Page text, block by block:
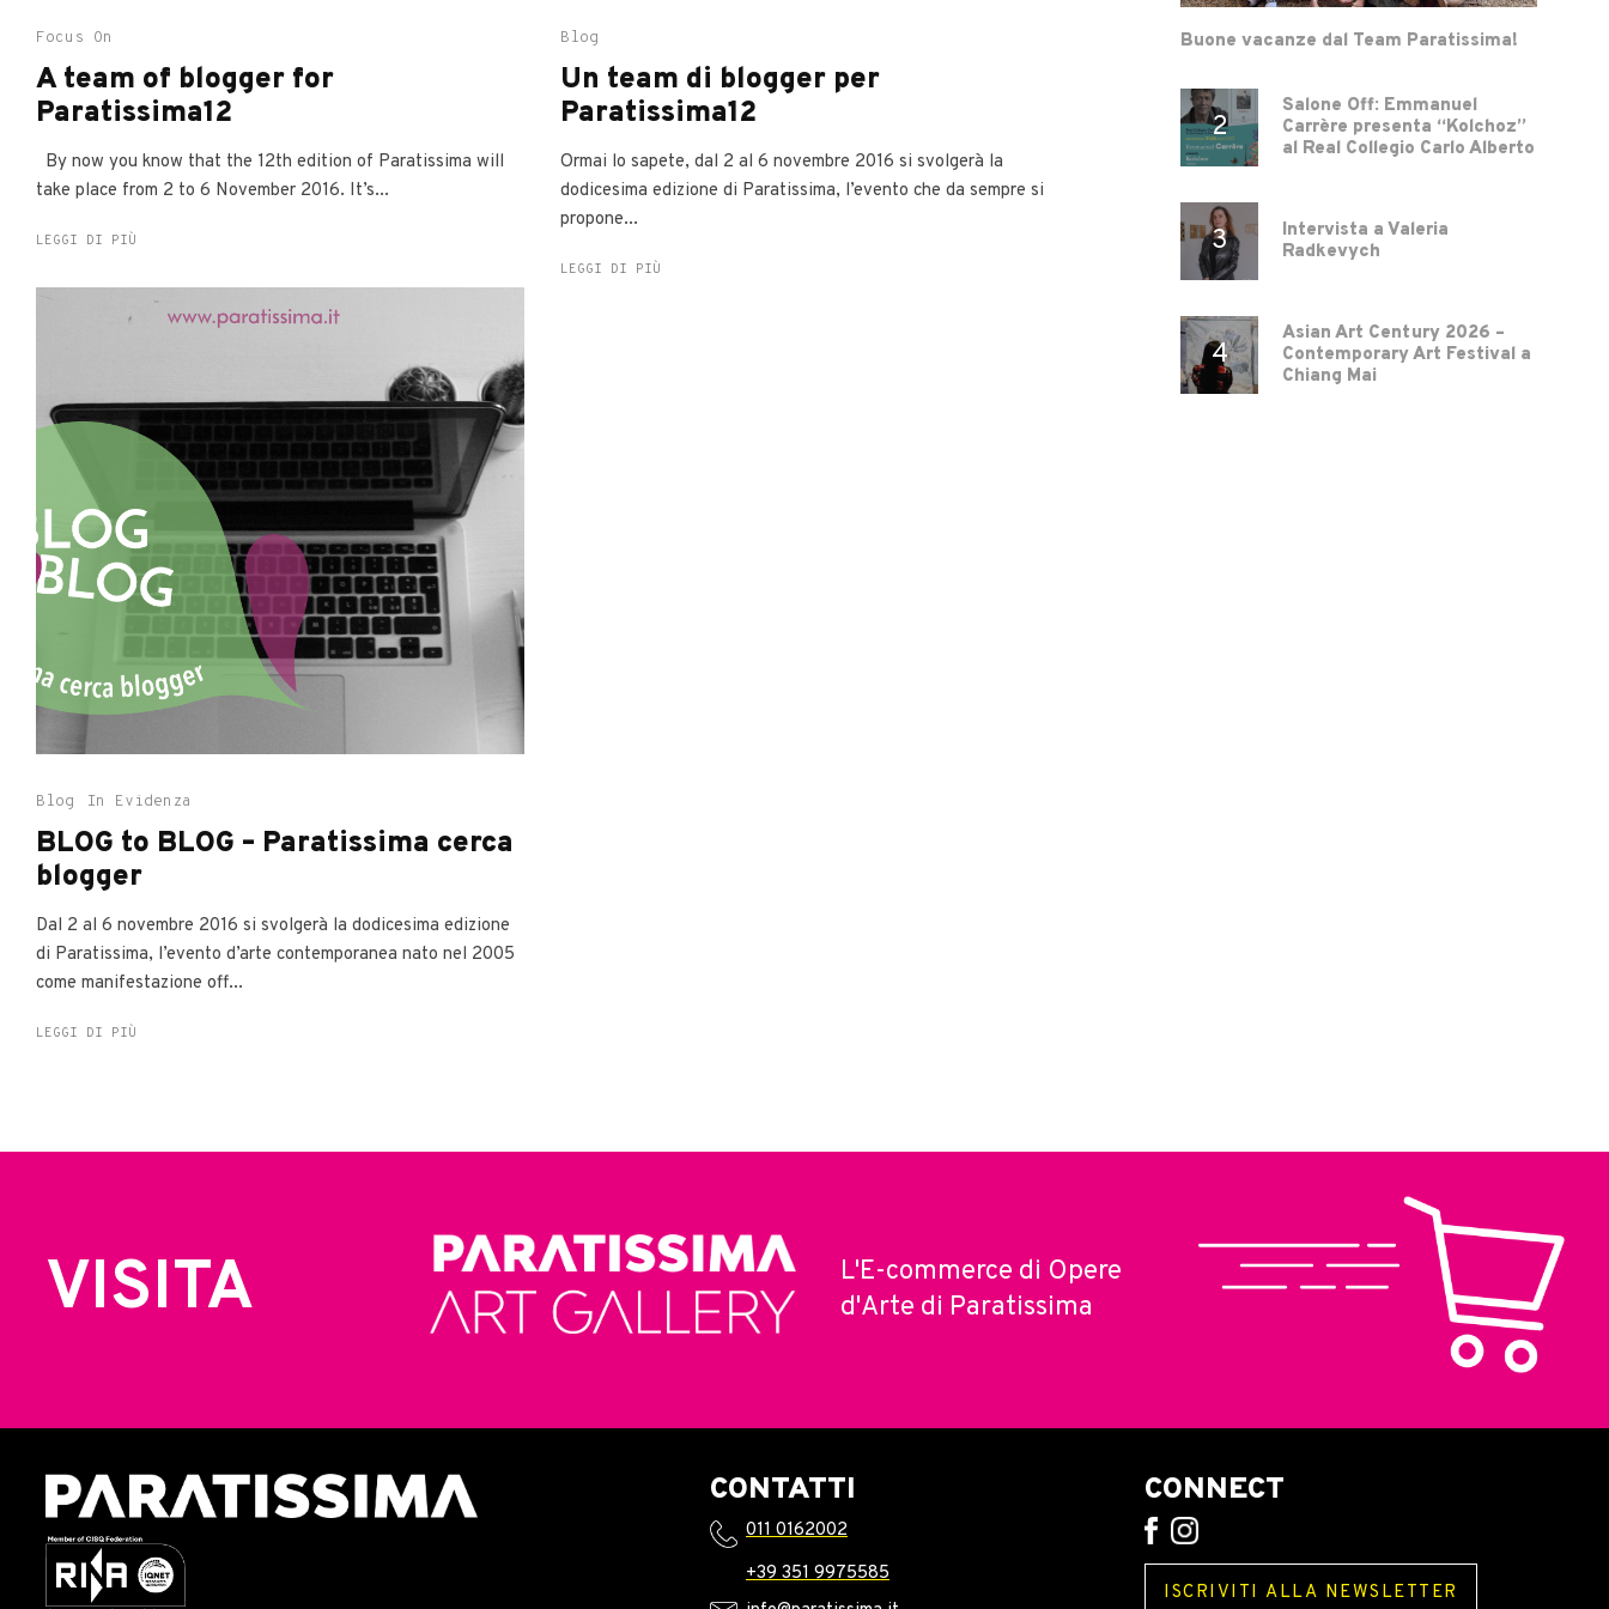
Focus On
A team of blogger for
Paratissima12
By now you know that the 12th edition of Paratissima will
take place from 2 to 6 November 2016. It’s...
LEGGI DI PIÙ
Blog In Evidenza
BLOG to BLOG – Paratissima cerca
blogger
Dal 2 al 6 novembre 2016 si svolgerà la dodicesima edizione
di Paratissima, l’evento d’arte contemporanea nato nel 2005
come manifestazione off...
LEGGI DI PIÙ
Blog
Un team di blogger per
Paratissima12
Ormai lo sapete, dal 2 al 6 novembre 2016 si svolgerà la
dodicesima edizione di Paratissima, l’evento che da sempre si
propone...
LEGGI DI PIÙ
Buone vacanze dal Team Paratissima!
Salone Off: Emmanuel
Carrère presenta “Kolchoz”
al Real Collegio Carlo Alberto
Intervista a Valeria
Radkevych
Asian Art Century 2026 –
Contemporary Art Festival a
Chiang Mai
VISITA
L'E-commerce di Opere
d'Arte di Paratissima
CONTATTI
011 0162002
+39 351 9975585
CONNECT
ISCRIVITI ALLA NEWSLETTER